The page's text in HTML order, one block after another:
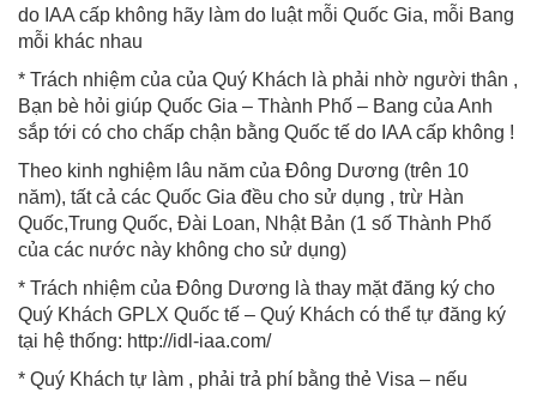
do IAA cấp không hãy làm do luật mỗi Quốc Gia, mỗi Bang
mỗi khác nhau
* Trách nhiệm của của Quý Khách là phải nhờ người thân ,
Bạn bè hỏi giúp Quốc Gia – Thành Phố – Bang của Anh
sắp tới có cho chấp chận bằng Quốc tế do IAA cấp không !
Theo kinh nghiệm lâu năm của Đông Dương (trên 10
năm), tất cả các Quốc Gia đều cho sử dụng , trừ Hàn
Quốc,Trung Quốc, Đài Loan, Nhật Bản (1 số Thành Phố
của các nước này không cho sử dụng)
* Trách nhiệm của Đông Dương là thay mặt đăng ký cho
Quý Khách GPLX Quốc tế – Quý Khách có thể tự đăng ký
tại hệ thống: http://idl-iaa.com/
* Quý Khách tự làm , phải trả phí bằng thẻ Visa – nếu